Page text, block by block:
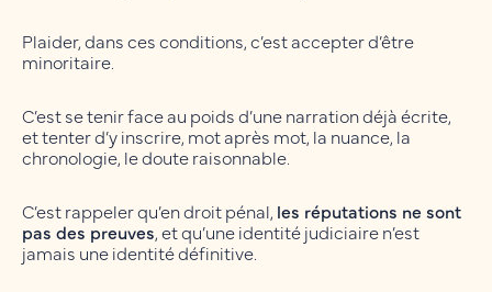
Plaider, dans ces conditions, c’est accepter d’être
minoritaire.
C’est se tenir face au poids d’une narration déjà écrite,
et tenter d’y inscrire, mot après mot, la nuance, la
chronologie, le doute raisonnable.
C’est rappeler qu’en droit pénal, les réputations ne sont
pas des preuves, et qu’une identité judiciaire n’est
jamais une identité définitive.